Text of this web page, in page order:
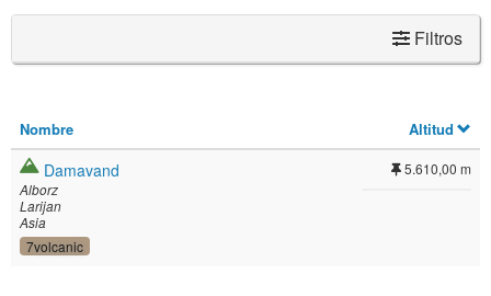
Filtros
Nombre Altitud
Damavand
Alborz
Larijan
Asia
7volcanic
5.610,00 m